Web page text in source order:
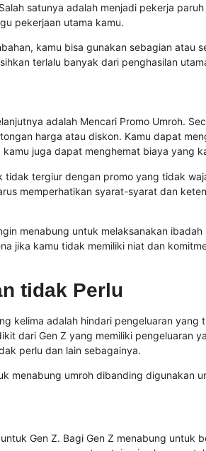
satunya adalah menjadi pekerja
pekerjaan utama kamu.
kamu bisa gunakan sebagian atau
terlalu banyak dari penghasilan
adalah Mencari Promo Umroh.
harga atau diskon. Kamu dapat
juga dapat menghemat biaya yang
tergiur dengan promo yang tidak
memperhatikan syarat-syarat dan
menabung untuk melaksanakan
jika kamu tidak memiliki niat dan
tidak Perlu
kelima adalah hindari pengeluaran
dari Gen Z yang memiliki pengeluaran
perlu dan lain sebagainya.
menabung umroh dibanding digunakan
Gen Z. Bagi Gen Z menabung untuk